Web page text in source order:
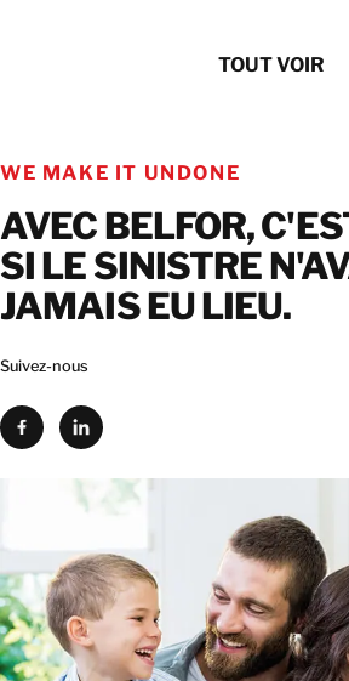
TOUT VOIR
WE MAKE IT UNDONE
AVEC BELFOR,
SI LE SINISTRE
JAMAIS EU LIEU.
Suivez-nous